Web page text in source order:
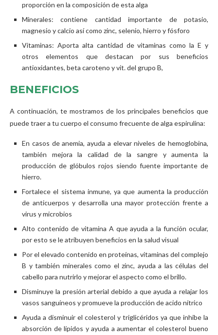
proporción en la composición de esta alga
Minerales: contiene cantidad importante de potasio,
magnesio y calcio así como zinc, selenio, hierro y fósforo
Vitaminas: Aporta alta cantidad de vitaminas como la E y
otros elementos que destacan por sus beneficios
antioxidantes, beta caroteno y vit. del grupo B,
BENEFICIOS
A continuación, te mostramos de los principales beneficios que
puede traer a tu cuerpo el consumo frecuente de alga espirulina:
En casos de anemia, ayuda a elevar niveles de hemoglobina,
también mejora la calidad de la sangre y aumenta la
producción de glóbulos rojos siendo fuente importante de
hierro.
Fortalece el sistema inmune, ya que aumenta la producción
de anticuerpos y desarrolla una mayor protección frente a
virus y microbios
Alto contenido de vitamina A que ayuda a la función ocular,
por esto se le atribuyen beneficios en la salud visual
Por el elevado contenido en proteínas, vitaminas del complejo
B y también minerales como el zinc, ayuda a las células del
cabello para nutrirlo y mejorar el aspecto como el brillo.
Disminuye la presión arterial debido a que ayuda a relajar los
vasos sanguíneos y promueve la producción de acido nítrico
Ayuda a disminuir el colesterol y triglicéridos ya que inhibe la
absorción de lípidos y ayuda a aumentar el colesterol bueno